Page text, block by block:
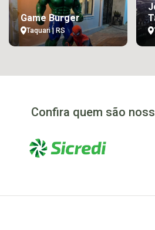
Game Burger
Taquari | RS
Confira quem são